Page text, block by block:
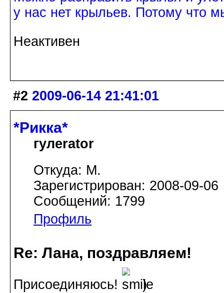
у нас нет крыльев. Потому что
Неактивен
#2 2009-06-14 21:41:01
*Рикка*
гулеrator
Откуда: М.
Зарегистрирован: 2008-09-06
Сообщений: 1799
Профиль
Re: Лана, поздравляем!
Присоединяюсь! )